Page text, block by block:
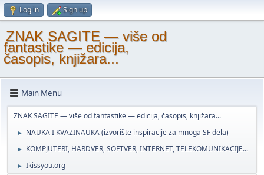
Log in Sign up
ZNAK SAGITE — više od
fantastike — edicija,
časopis, knjižara...
Main Menu
ZNAK SAGITE — više od fantastike — edicija, časopis, knjižara...
► NAUKA I KVAZINAUKA (izvorište inspiracije za mnoga SF dela)
► KOMPJUTERI, HARDVER, SOFTVER, INTERNET, TELEKOMUNIKACIJE...
► Ikissyou.org